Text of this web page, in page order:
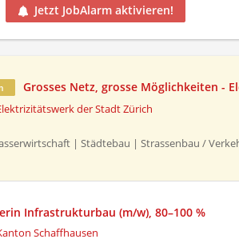
Jetzt JobAlarm aktivieren!
Grosses Netz, grosse Möglichkeiten -
der Stadt Zürich
| Städtebau | Strassenbau /
Infrastrukturbau (m/w), 80–100 %
Schaffhausen